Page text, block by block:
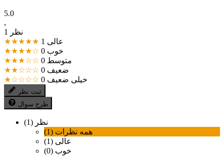
5.0
,
1 نظر
★★★★★
عالی 1
★★★★☆
خوب 0
★★★☆☆
متوسط 0
★★☆☆☆
ضعیف 0
★☆☆☆☆
خیلی ضعیف 0
ثبت نظر
طرح سوال
نظر (1)
همه نظرات (1)
عالی (1)
خوب (0)